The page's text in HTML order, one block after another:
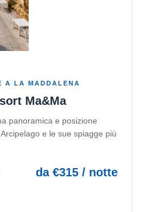
A LA MADDALENA
Ma&Ma
panoramica e posizione
e le sue spiagge più
da €315 / notte